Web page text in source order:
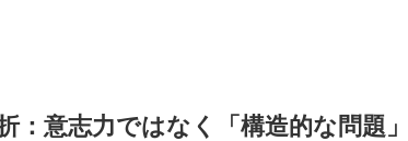
：意志力ではなく「構造的な問題